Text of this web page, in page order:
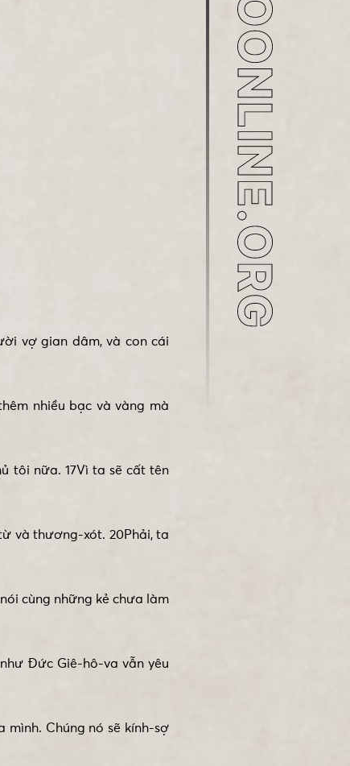
vợ gian dâm, và con cái
nhiều bạc và vàng mà
tôi nữa. 17Vì ta sẽ cất tên
và thương-xót. 20Phải, ta
cùng những kẻ chưa làm
Đức Giê-hô-va vẫn yêu
Chúng nó sẽ kính-sợ